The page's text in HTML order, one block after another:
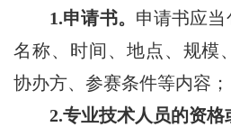
1.申请书。 申请书应
名称、时间、地点、规模
协办方、参赛条件等内容；
2.专业技术人员的资格